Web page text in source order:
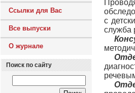
Ссылки для Вас
Все выпуски
О журнале
Поиск по сайту
с
служба